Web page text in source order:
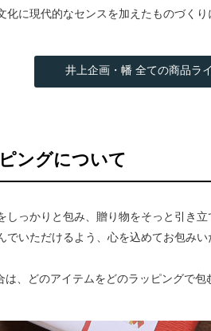
化に現代的なセンスを加えたものづくり
井上企画・幡 全ての商品ラ
ングについて
しっかりと包み、贈り物をそっと引き立
でいただけるよう、心を込めてお包みい
、どのアイテムをどのラッピングで包